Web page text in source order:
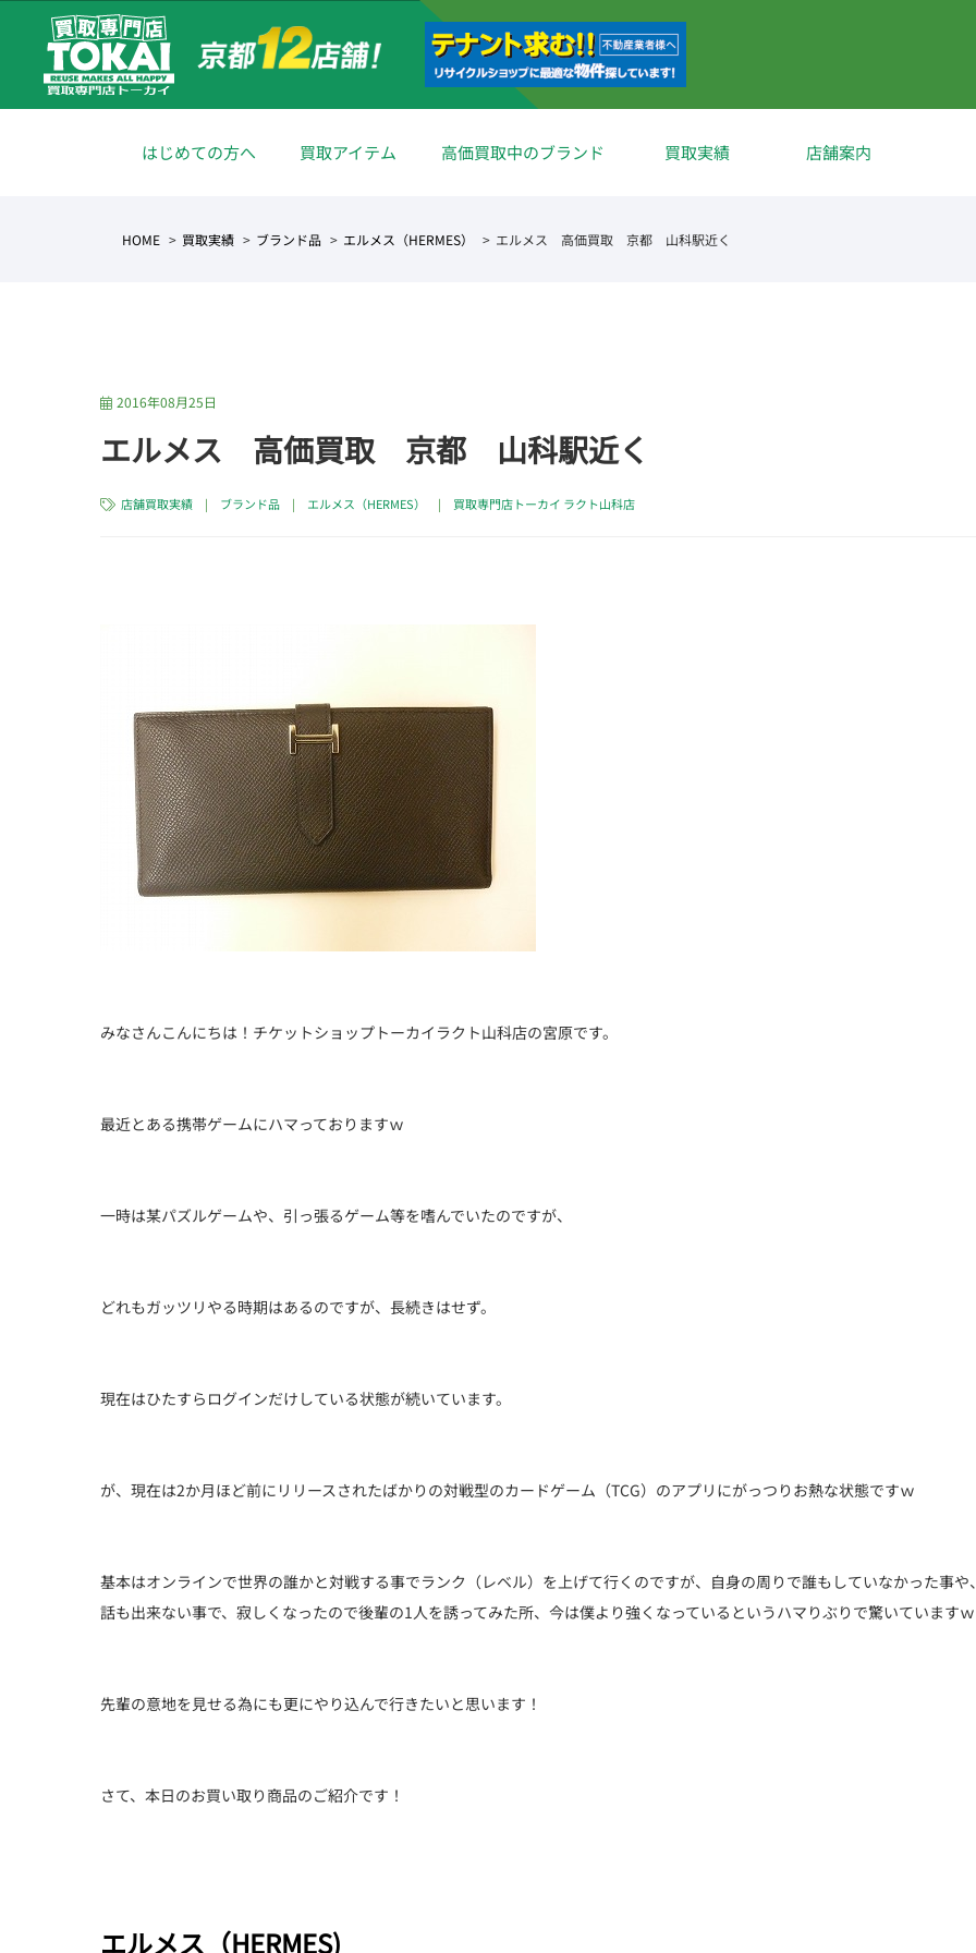
はじめての方へ 買取アイテム 高価買取中のブランド 買取実績 店舗案内
HOME 買取実績 ブランド品 エルメス（HERMES） エルメス 高価買取 京都 山科駅近く
2016年08月25日
エルメス 高価買取 京都 山科駅近く
店舗買取実績 | ブランド品 | エルメス（HERMES） | 買取専門店トーカイ ラクト山科店
みなさんこんにちは！チケットショップトーカイラクト山科店の宮原です。
最近とある携帯ゲームにハマっておりますｗ
一時は某パズルゲームや、引っ張るゲーム等を嗜んでいたのですが、
どれもガッツリやる時期はあるのですが、長続きはせず。
現在はひたすらログインだけしている状態が続いています。
が、現在は2か月ほど前にリリースされたばかりの対戦型のカードゲーム（TCG）のアプリにがっつりお熱な状態ですｗ
基本はオンラインで世界の誰かと対戦する事でランク（レベル）を上げて行くのですが、自身の周りで誰もしていなかった事や
話も出来ない事で、寂しくなったので後輩の1人を誘ってみた所、今は僕より強くなっているというハマりぶりで驚いていますｗ
先輩の意地を見せる為にも更にやり込んで行きたいと思います！
さて、本日のお買い取り商品のご紹介です！
エルメス（HERMES)